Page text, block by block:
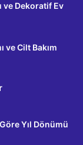
ve Dekoratif Ev
ve Cilt Bakım
Yıl Dönümü